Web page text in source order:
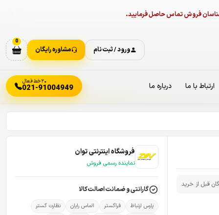
فروش تماس حاصل فرمایید.
ورود / ثبت نام مشاوره رایگان
0
ارتباط با ما درباره ما ۲۰ خط فعال
021-91004949
قبل از خرید
فروشگاه اینترنتی توان
نماینده رسمی فروش
گارانتی و ضمانت اصالت کالا
پارس ارتباط فراگستر الماس رایان
نظارت گستر